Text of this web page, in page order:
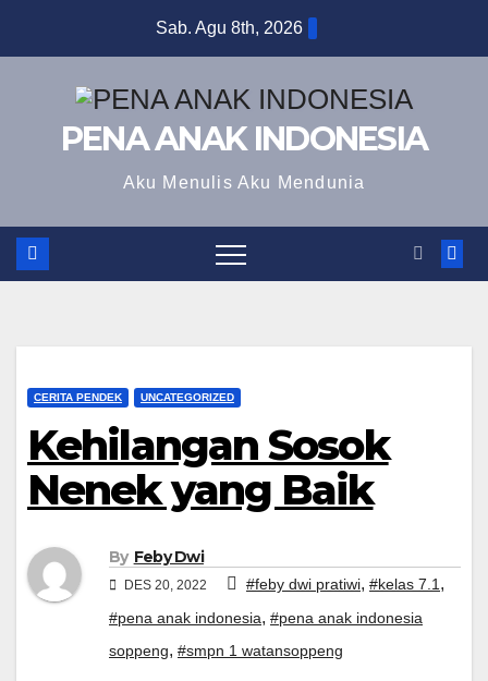
Sab. Agu 8th, 2026
PENA ANAK INDONESIA
Aku Menulis Aku Mendunia
CERITA PENDEK UNCATEGORIZED
Kehilangan Sosok
Nenek yang Baik
By Feby Dwi
DES 20, 2022 #feby dwi pratiwi, #kelas 7.1 ,
#pena anak indonesia, #pena anak indonesia
soppeng, #smpn 1 watansoppeng